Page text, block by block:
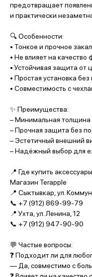
предотвращает
и практически
🔍 Особенности:
• Тонкое и прочное
• Не влияет на качество
• Устойчивая защита
• Простая установка без
• Совместимость с
✨ Преимущества:
– Минимальная толщина
– Прочная защита без
– Эстетичный внешний
– Надёжный выбор для
📍 Где купить
Магазин Terapple
📍 Сыктывкар, ул.
📞 +7 (912) 869-99-79
📍 Ухта, ул. Ленина, 12
📞 +7 (912) 947-90-90
💬 Частые вопросы:
❓ Подходит ли для
— Да, совместимо с